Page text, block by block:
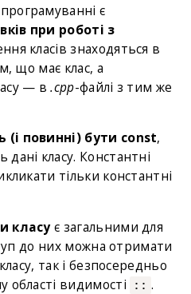
є
при роботі з
класів знаходяться в
що має клас, а
— в.cpp-файлі з тим же
повинні) бути const,
класу. Константні
тільки константні
класує загальними для
до них можна отримати
так і безпосередньо
області видимості
:: .